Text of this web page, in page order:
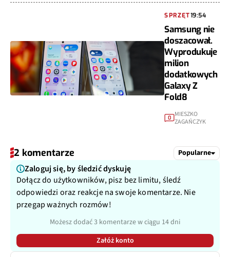
SPRZĘT19:54
Samsung nie
doszacował.
Wyprodukuje
milion
dodatkowych
Galaxy Z
Fold8
0
MIESZKO
ZAGAŃCZYK
2 komentarze Popularne
Zaloguj się, by śledzić dyskuję
Dołącz do użytkowników, pisz bez limitu, śledź
odpowiedzi oraz reakcje na swoje komentarze. Nie
przegap ważnych rozmów!
Możesz dodać 3 komentarze w ciągu 14 dni
Załóż konto